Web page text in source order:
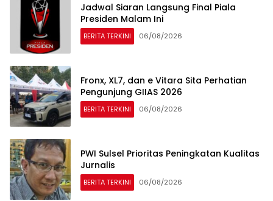
Jadwal Siaran Langsung Final Piala
Presiden Malam Ini
BERITA TERKINI 06/08/2026
Fronx, XL7, dan e Vitara Sita Perhatian
Pengunjung GIIAS 2026
BERITA TERKINI 06/08/2026
PWI Sulsel Prioritas Peningkatan Kualitas
Jurnalis
BERITA TERKINI 06/08/2026